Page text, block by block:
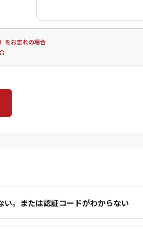
をお忘れの場合
い。または認証コードがわからない